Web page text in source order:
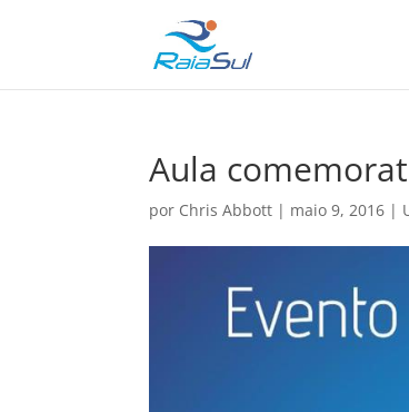
Aula
por Chris Abbott | maio 9, 2016 |